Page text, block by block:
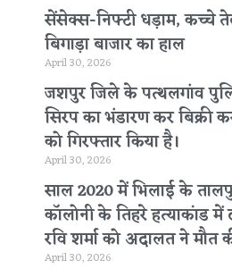
सेंसेक्स-निफ्टी धड़ाम, कच्चे
बिगाड़ा बाजार का हाल
April 30, 2026
जशपुर जिले के पत्थलगांव
सिरप का भंडारण कर बिक्री
को गिरफ्तार किया है।
April 30, 2026
साल 2020 में भिलाई के
कॉलोनी के तिहरे हत्याकांड में
रवि शर्मा को अदालत ने मौत
April 30, 2026